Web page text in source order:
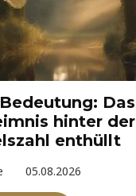
Bedeutung: Das
hinter der
enthüllt
05.08.2026